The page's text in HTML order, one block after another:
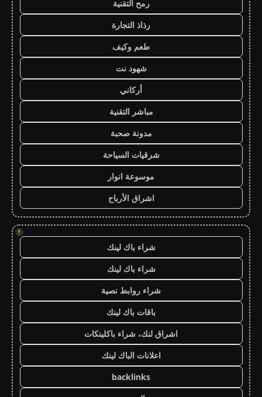
رمح التقنية
رذاذ التجارة
طعم وكيف
شهود نت
أركاني
مباشر التقنية
مدونة صحبة
شرقيات السياحة
موسوعة انوار
اشراق الأرباح
!
شراء باك لينك
شراء باك لينك
شراء روابط نصية
باقات باك لينك
اشراق لنك، شراء باكلينكات
اعلانات الباك لينك
backlinks